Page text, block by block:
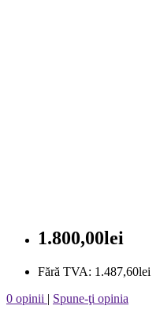
1.800,00lei
Fără TVA: 1.487,60lei
0 opinii | Spune-ţi opinia